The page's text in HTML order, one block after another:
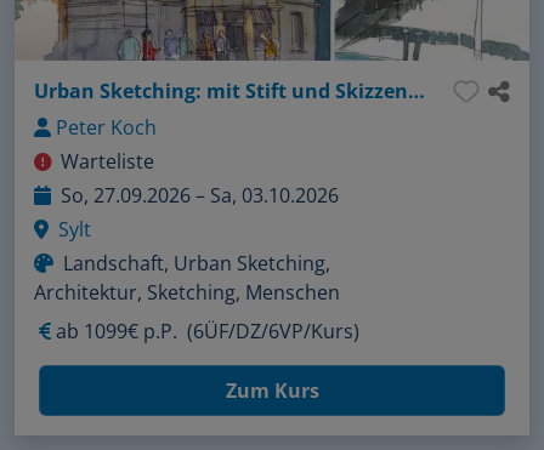
Urban Sketching: mit Stift und Skizzenbuch unterwegs
Peter Koch
Warteliste
So, 27.09.2026 – Sa, 03.10.2026
Sylt
Landschaft, Urban Sketching,
Architektur, Sketching, Menschen
ab 1099€ p.P. (6ÜF/DZ/6VP/Kurs)
Zum Kurs